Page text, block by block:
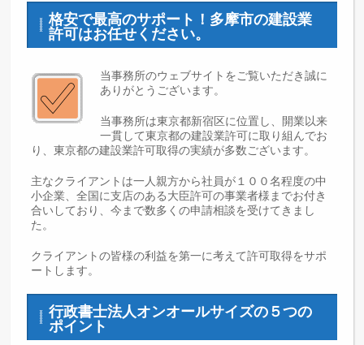
格安で最高のサポート！多摩市の建設業
許可はお任せください。
当事務所のウェブサイトをご覧いただき誠に
ありがとうございます。
当事務所は東京都新宿区に位置し、開業以来
一貫して東京都の建設業許可に取り組んでお
り、東京都の建設業許可取得の実績が多数ございます。
主なクライアントは一人親方から社員が１００名程度の中
小企業、全国に支店のある大臣許可の事業者様までお付き
合いしており、今まで数多くの申請相談を受けてきまし
た。
クライアントの皆様の利益を第一に考えて許可取得をサポ
ートします。
行政書士法人オンオールサイズの５つの
ポイント